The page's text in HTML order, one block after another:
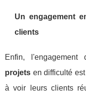
Un engagement
clients
Enfin,
projets en difficulté
à voir leurs clients